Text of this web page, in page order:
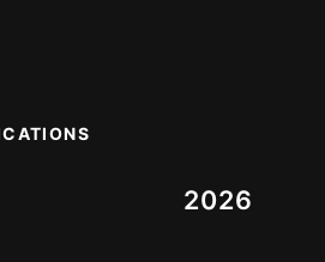
2026